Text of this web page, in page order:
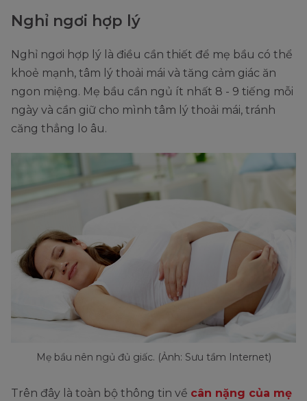
Nghỉ ngơi hợp lý
Nghỉ ngơi hợp lý là điều cần thiết để mẹ bầu có thể
khoẻ mạnh, tâm lý thoải mái và tăng cảm giác ăn
ngon miệng. Mẹ bầu cần ngủ ít nhất 8 - 9 tiếng mỗi
ngày và cần giữ cho mình tâm lý thoải mái, tránh
căng thẳng lo âu.
Mẹ bầu nên ngủ đủ giấc. (Ảnh: Sưu tầm Internet)
Trên đây là toàn bộ thông tin về cân nặng của mẹ